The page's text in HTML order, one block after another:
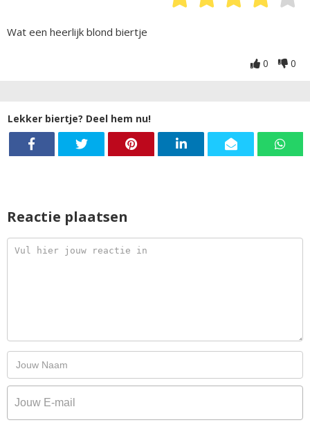
Wat een heerlijk blond biertje
0 0
Lekker biertje? Deel hem nu!
Reactie plaatsen